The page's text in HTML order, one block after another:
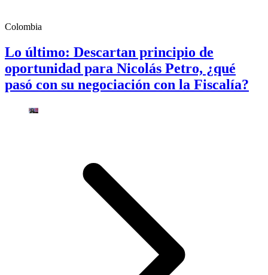
Colombia
Lo último: Descartan principio de
oportunidad para Nicolás Petro, ¿qué
pasó con su negociación con la Fiscalía?